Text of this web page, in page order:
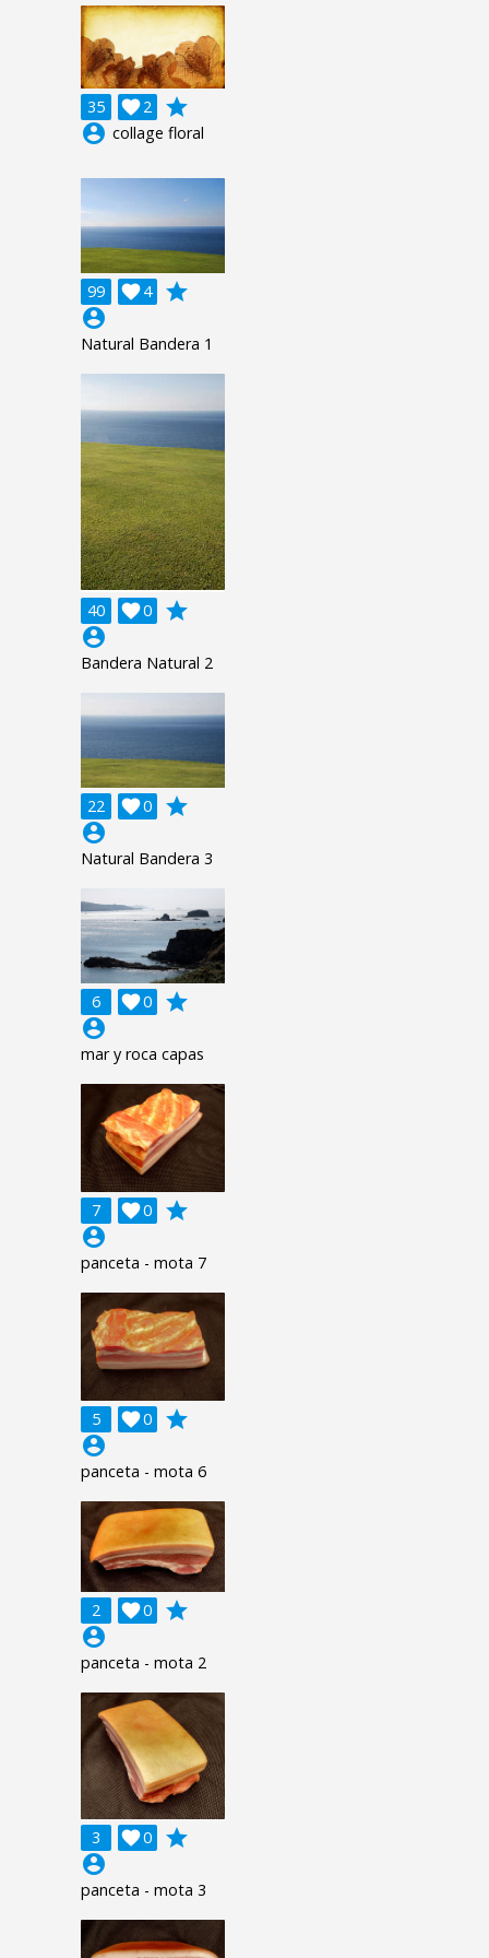
35 2

grade
account_circle collage floral
99 4

grade
account_circle
Natural Bandera 1
40 0

grade
account_circle
Bandera Natural 2
22 0

grade
account_circle
Natural Bandera 3
6 0

grade
account_circle
mar y roca capas
7 0

grade
account_circle
panceta - mota 7
5 0

grade
account_circle
panceta - mota 6
2 0

grade
account_circle
panceta - mota 2
3 0

grade
account_circle
panceta - mota 3